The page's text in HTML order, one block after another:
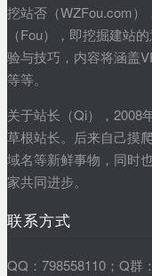
挖站否（WZFou.com）
（Fou），即挖掘建站
验与技巧，内容将涵盖
等等。
关于站长（Qi），2008
草根站长。后来自己摸
域名等新鲜事物，同时
家共同进步。
联系方式
QQ：798558110；Q群